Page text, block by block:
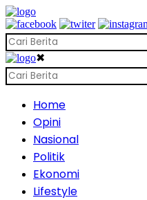
✖
Home
Opini
Nasional
Politik
Ekonomi
Lifestyle